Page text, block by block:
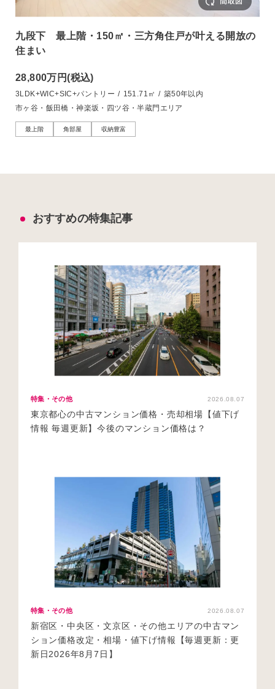
九段下 最上階・150㎡・三方角住戸が叶える開放の
住まい
28,800万円(税込)
3LDK+WIC+SIC+パントリー / 151.71㎡ / 築50年以内
市ヶ谷・飯田橋・神楽坂・四ツ谷・半蔵門エリア
最上階 角部屋 収納豊富
おすすめの特集記事
特集・その他 2026.08.07
東京都心の中古マンション価格・売却相場【値下げ
情報 毎週更新】今後のマンション価格は？
特集・その他 2026.08.07
新宿区・中央区・文京区・その他エリアの中古マン
ション価格改定・相場・値下げ情報【毎週更新：更
新日2026年8月7日】